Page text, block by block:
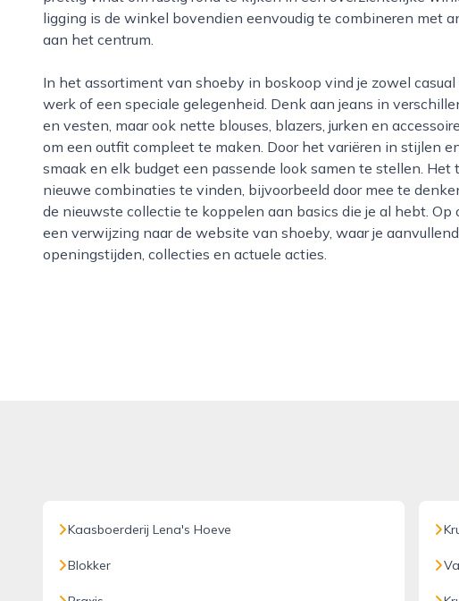
ligging is de winkel bovendien eenvoudig te combineren met
aan het centrum.
In het assortiment van shoeby in boskoop vind je zowel casual kleding voor alledag als outfits voor
werk of een speciale gelegenheid. Denk aan jeans in
en vesten, maar ook nette blouses, blazers, jurken en
om een outfit compleet te maken. Door het variëren in stijlen
smaak en elk budget een passende look samen te stellen.
nieuwe combinaties te vinden, bijvoorbeeld door mee te
de nieuwste collectie te koppelen aan basics die je al hebt. Op
een verwijzing naar de website van shoeby, waar je
openingstijden, collecties en actuele acties.
Kaasboerderij Lena's Hoeve
Blokker